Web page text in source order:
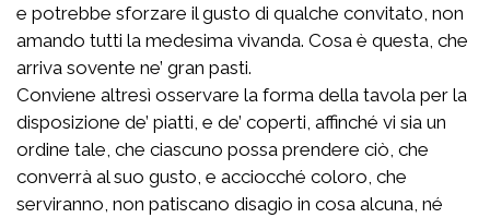
e potrebbe sforzare il gusto di qualche convitato, non
amando tutti la medesima vivanda. Cosa è questa, che
arriva sovente ne’ gran pasti.
Conviene altresì osservare la forma della tavola per la
disposizione de’ piatti, e de’ coperti, affinché vi sia un
ordine tale, che ciascuno possa prendere ciò, che
converrà al suo gusto, e acciocché coloro, che
serviranno, non patiscano disagio in cosa alcuna, né